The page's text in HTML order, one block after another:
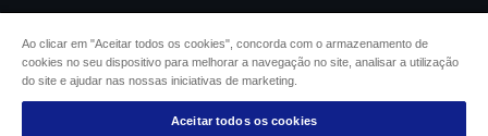
Informações sobre cookies
Compromisso da Epson para com a acessibilidade
Ao clicar em "Aceitar todos os cookies", concorda com o armazenamento de
cookies no seu dispositivo para melhorar a navegação no site, analisar a utilização
do site e ajudar nas nossas iniciativas de marketing.
Aceitar todos os cookies